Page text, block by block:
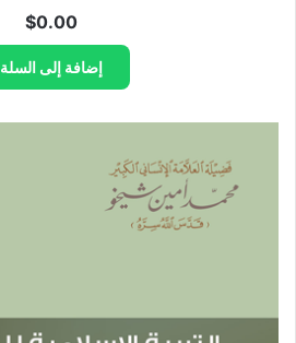
$0.00
إضافة إلى السلة